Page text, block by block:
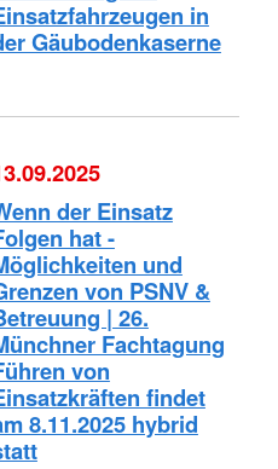
in
Gäubodenkaserne
der Einsatz
hat -
und
von PSNV &
| 26.
Fachtagung
von
findet
8.11.2025 hybrid